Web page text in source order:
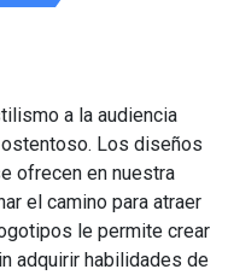
a la audiencia
Los diseños
ofrecen en nuestra
el camino para atraer
le permite crear
adquirir habilidades de